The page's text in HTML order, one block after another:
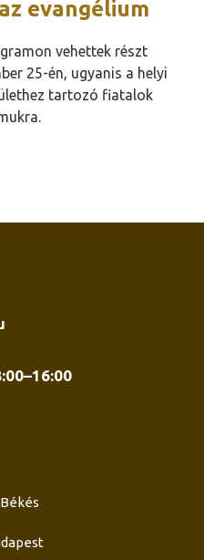
evangélium
vehettek részt
25-én, ugyanis a helyi
tartozó fiatalok